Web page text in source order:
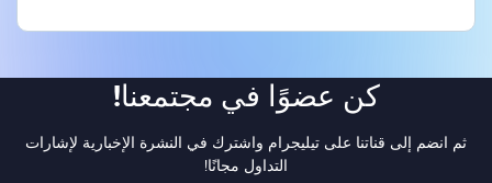
كن عضوًا في مجتمعنا!
ثم انضم إلى قناتنا على تيليجرام واشترك في النشرة الإخبارية لإشارات
التداول مجانًا!